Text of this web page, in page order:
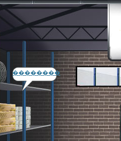
��������